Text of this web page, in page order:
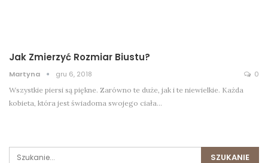
Jak Zmierzyć Rozmiar Biustu?
Martyna gru 6, 2018 0
Wszystkie piersi są piękne. Zarówno te duże, jak i te niewielkie. Każda
kobieta, która jest świadoma swojego ciała…